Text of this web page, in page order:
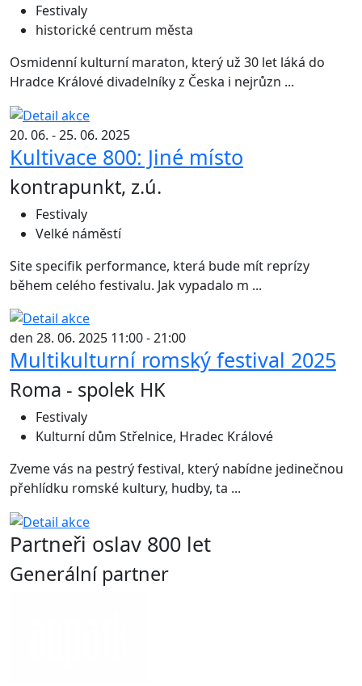
Festivaly
historické centrum města
Osmidenní kulturní maraton, který už 30 let láká do
Hradce Králové divadelníky z Česka i nejrůzn ...
20. 06. - 25. 06. 2025
Kultivace 800: Jiné místo
kontrapunkt, z.ú.
Festivaly
Velké náměstí
Site specifik performance, která bude mít reprízy
během celého festivalu. Jak vypadalo m ...
den 28. 06. 2025 11:00 - 21:00
Multikulturní romský festival 2025
Roma - spolek HK
Festivaly
Kulturní dům Střelnice, Hradec Králové
Zveme vás na pestrý festival, který nabídne jedinečnou
přehlídku romské kultury, hudby, ta ...
Partneři oslav 800 let
Generální partner